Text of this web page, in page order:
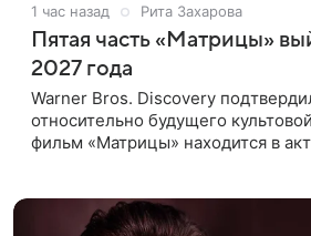
1 час назад Рита Захарова
Пятая часть «Матрицы»
2027 года
Warner Bros. Discovery
относительно будущего
фильм «Матрицы» находится в